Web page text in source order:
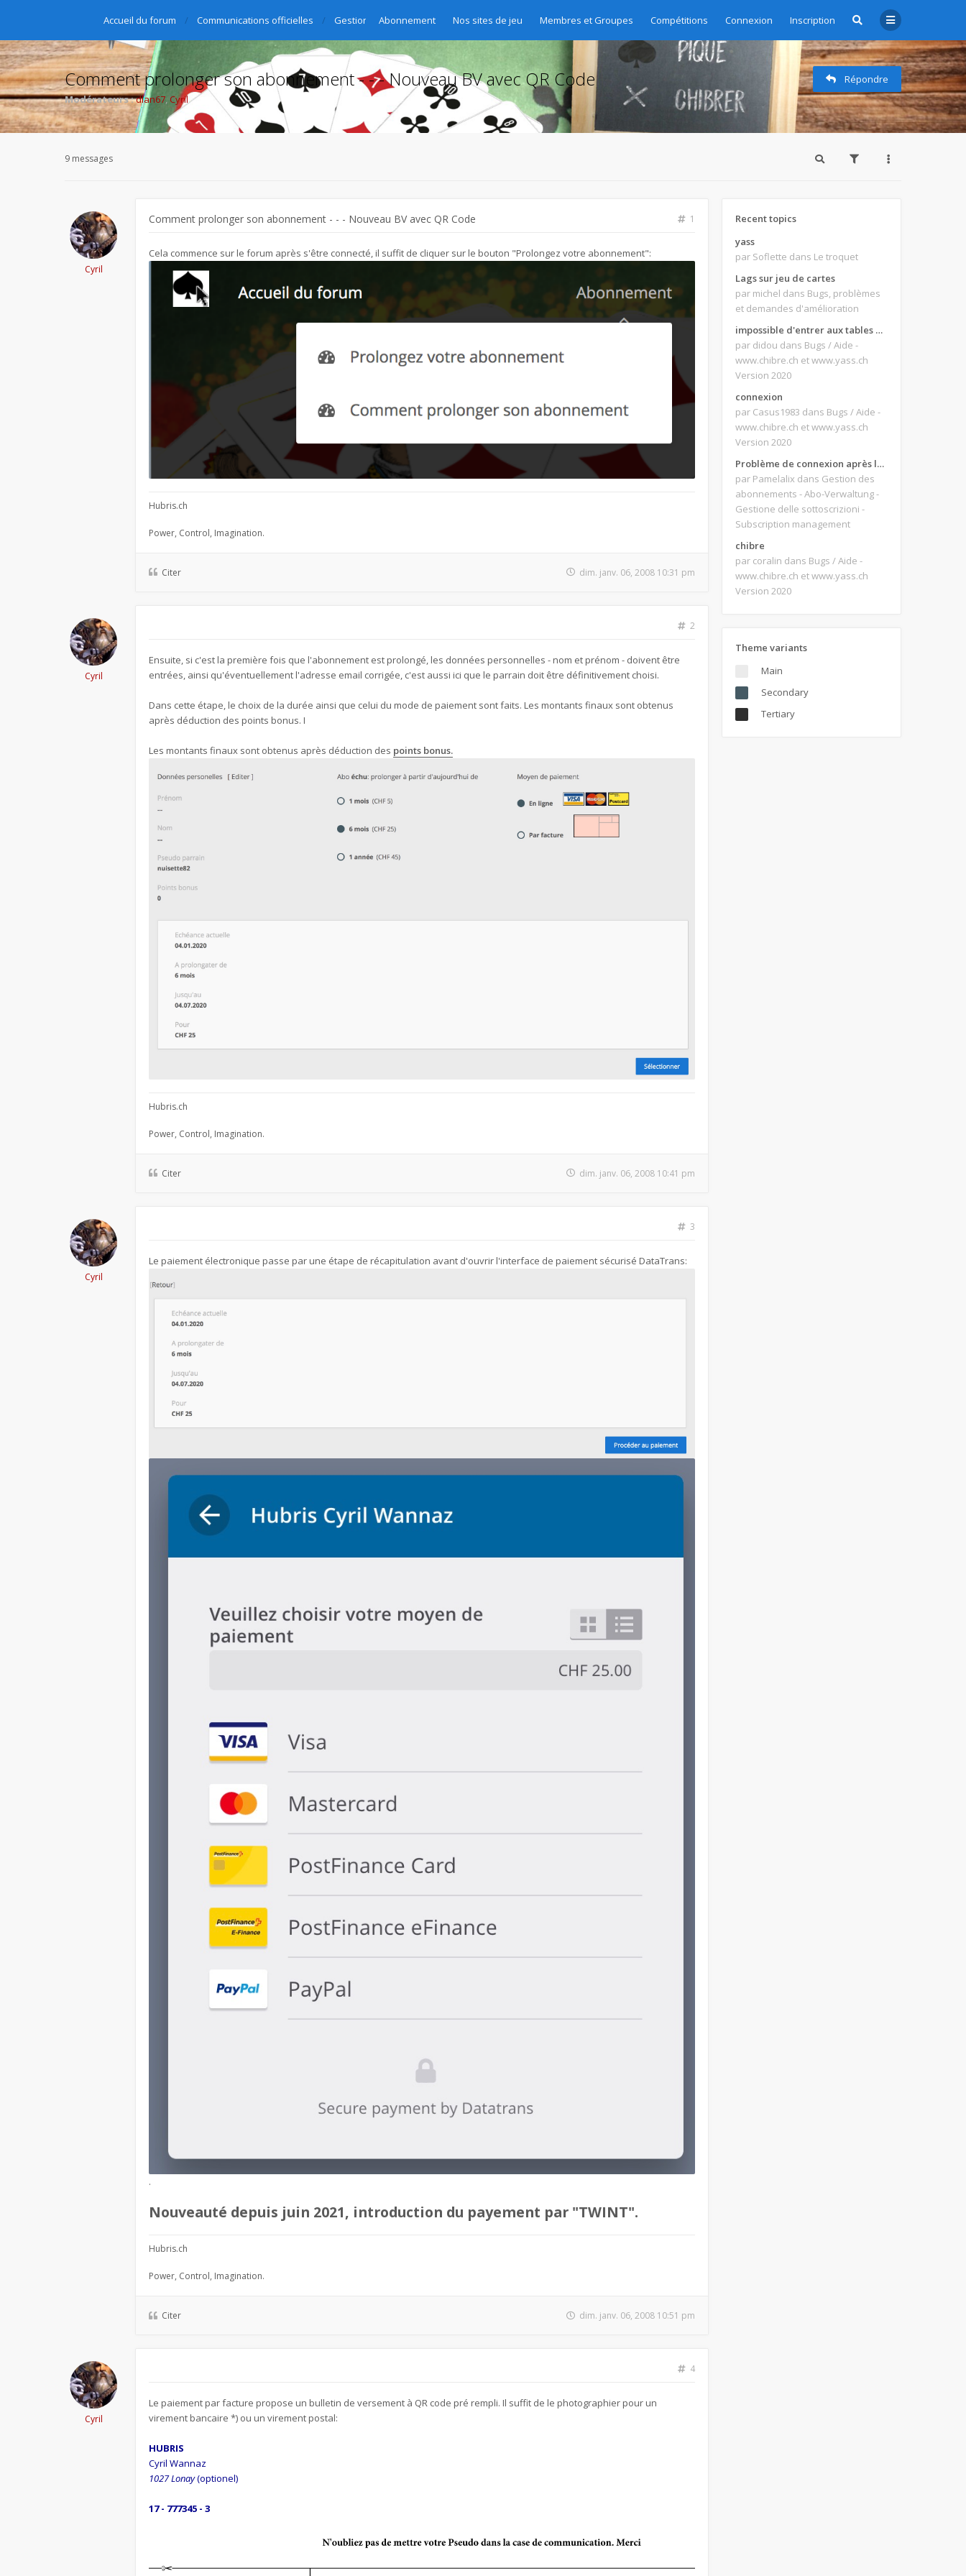
Abonnement Nos sites de jeu Membres et Groupes Compétitions Connexion Inscription
Accueil du forum Communications officielles Gestion des abonnements - Abo-Verwaltung - Gestione delle sottoscrizioni - Subscription management
Comment prolonger son abonnement - - - Nouveau BV avec QR Code
Modérateurs :dlan67, Cyril
Répondre
9 messages
Cyril
Comment prolonger son abonnement - - - Nouveau BV avec QR Code 1
Cela commence sur le forum après s'être connecté, il suffit de cliquer sur le bouton "Prolongez votre abonnement":
Hubris.ch
Power, Control, Imagination.
Citer dim. janv. 06, 2008 10:31 pm
Cyril
2
Ensuite, si c'est la première fois que l'abonnement est prolongé, les données personnelles - nom et prénom - doivent être
entrées, ainsi qu'éventuellement l'adresse email corrigée, c'est aussi ici que le parrain doit être définitivement choisi.
Dans cette étape, le choix de la durée ainsi que celui du mode de paiement sont faits. Les montants finaux sont obtenus
après déduction des points bonus. I
Les montants finaux sont obtenus après déduction des points bonus.
Hubris.ch
Power, Control, Imagination.
Citer dim. janv. 06, 2008 10:41 pm
Cyril
3
Le paiement électronique passe par une étape de récapitulation avant d'ouvrir l'interface de paiement sécurisé DataTrans:
.
Nouveauté depuis juin 2021, introduction du payement par "TWINT".
Hubris.ch
Power, Control, Imagination.
Citer dim. janv. 06, 2008 10:51 pm
Cyril
4
Le paiement par facture propose un bulletin de versement à QR code pré rempli. Il suffit de le photographier pour un
virement bancaire *) ou un virement postal:
HUBRIS
Cyril Wannaz
1027 Lonay(optionel)
17 - 777345 - 3
Recent topics
yass
par Soflette dans Le troquet
Lags sur jeu de cartes
par michel dans Bugs, problèmes
et demandes d'amélioration
impossible d'entrer aux tables de jeux
par didou dans Bugs / Aide -
www.chibre.ch et www.yass.ch
Version 2020
connexion
par Casus1983 dans Bugs / Aide -
www.chibre.ch et www.yass.ch
Version 2020
Problème de connexion après le changement d'adresse e-mail.
par Pamelalix dans Gestion des
abonnements - Abo-Verwaltung -
Gestione delle sottoscrizioni -
Subscription management
chibre
par coralin dans Bugs / Aide -
www.chibre.ch et www.yass.ch
Version 2020
Theme variants
Main
Secondary
Tertiary